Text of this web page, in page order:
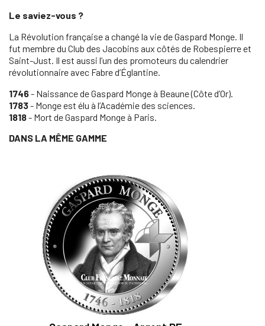
Le saviez-vous ?
La Révolution française a changé la vie de Gaspard Monge. Il
fut membre du Club des Jacobins aux côtés de Robespierre et
Saint-Just. Il est aussi l’un des promoteurs du calendrier
révolutionnaire avec Fabre d’Églantine.
1746- Naissance de Gaspard Monge à Beaune (Côte d’Or).
1783- Monge est élu à l’Académie des sciences.
1818- Mort de Gaspard Monge à Paris.
DANS LA MÊME GAMME